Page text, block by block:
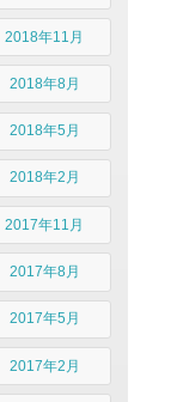
2018年11月
2018年8月
2018年5月
2018年2月
2017年11月
2017年8月
2017年5月
2017年2月